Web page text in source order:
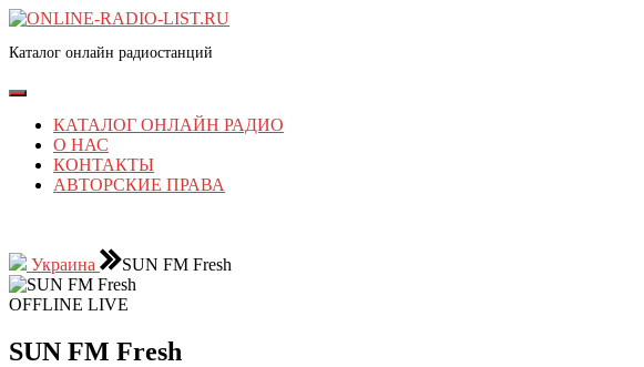
Перейти
содержимому
к
содержимому
Каталог онлайн радиостанций
Кнопка
ОткрытьКАТАЛОГ ОНЛАЙН РАДИО
О НАС
КОНТАКТЫ
АВТОРСКИЕ ПРАВА
Украина
SUN FM Fresh
OFFLINE LIVE
SUN FM Fresh